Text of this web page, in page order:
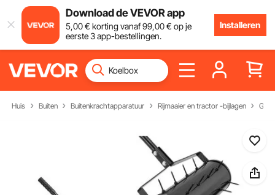
Download de VEVOR app
5,00€ korting vanaf99,00€ op je
eerste 3 app-bestellingen.
Installeren
Huis Buiten Buitenkrachtapparatuur Rijmaaier en tractor -bijlagen